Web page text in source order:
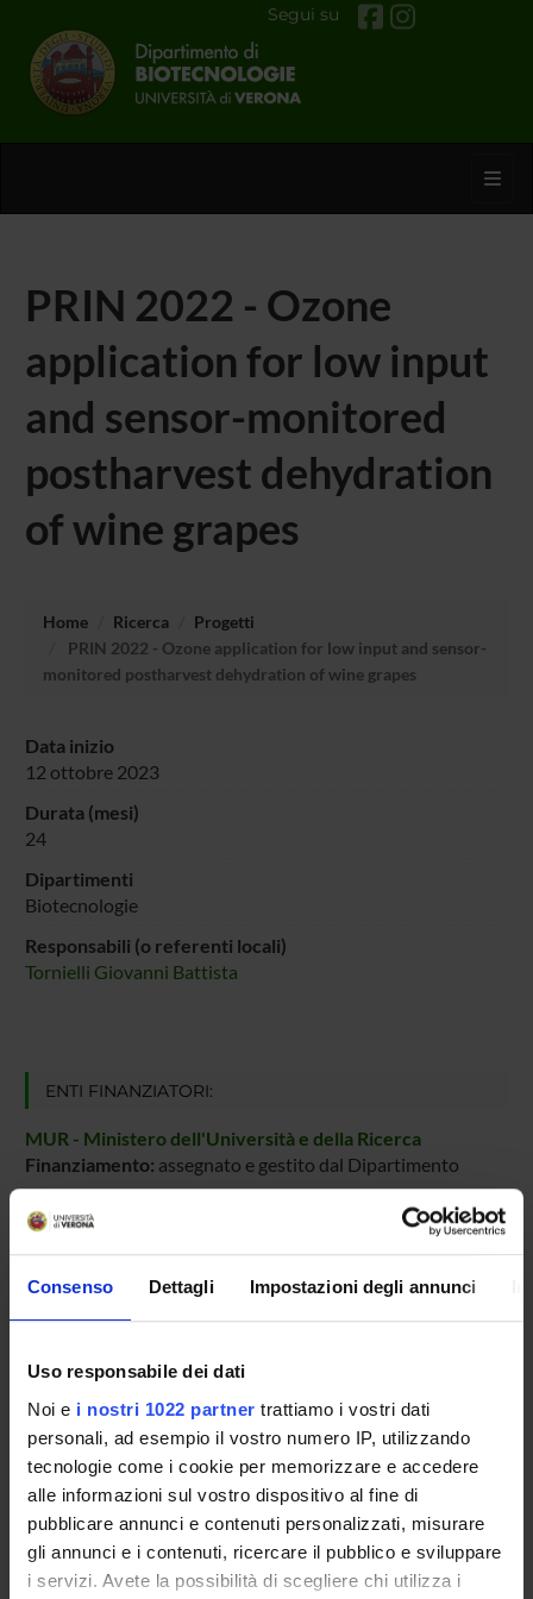
Consenso Dettagli Impostazioni degli annunci
Uso responsabile dei dati
Noi e i nostri 1022 partner trattiamo i vostri dati
personali, ad esempio il vostro numero IP, utilizzando
tecnologie come i cookie per memorizzare e accedere
alle informazioni sul vostro dispositivo al fine di
pubblicare annunci e contenuti personalizzati, misurare
gli annunci e i contenuti, ricercare il pubblico e sviluppare
i servizi. Avete la possibilità di scegliere chi utilizza i
Segui su
PRIN 2022 - Ozone
application for low input
and sensor-monitored
postharvest dehydration
of wine grapes
Home Ricerca
Progetti
PRIN 2022 - Ozone application for low input and sensor-
monitored postharvest dehydration of wine grapes
Data inizio
12 ottobre 2023
Durata (mesi)
24
Dipartimenti
Biotecnologie
Responsabili (o referenti locali)
Tornielli Giovanni Battista
ENTI FINANZIATORI:
MUR - Ministero dell'Università e della Ricerca
Finanziamento: assegnato e gestito dal Dipartimento
Giovanni Battista Tornielli
AREE DI RICERCA COINVOLTE DAL PROGETTO
Viticoltura ed enologia
Agriculture related to crop production, soil biology and